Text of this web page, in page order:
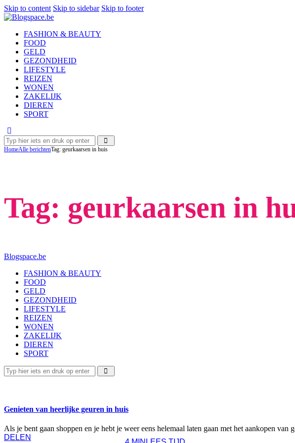
Skip to content Skip to sidebar Skip to footer
FASHION & BEAUTY
FOOD
GELD
GEZONDHEID
LIFESTYLE
REIZEN
WONEN
ZAKELIJK
DIEREN
SPORT
Tag: geurkaarsen in
HomeAlle berichtenTag: geurkaarsen in huis
Blogspace.be
FASHION & BEAUTY
FOOD
GELD
GEZONDHEID
LIFESTYLE
REIZEN
WONEN
ZAKELIJK
DIEREN
SPORT
Genieten van heerlijke geuren in huis
Als je bent gaan shoppen en je hebt je weer eens helemaal laten gaan met het aankopen
DELEN